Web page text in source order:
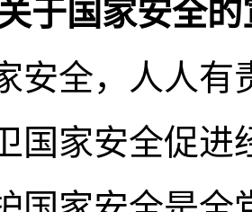
国家安全的
全，人人有
家安全促进